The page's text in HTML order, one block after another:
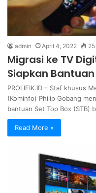
admin April 4, 2022 25
Migrasi ke TV
Siapkan Bantuan
PROLIFIK.ID – Staf khusus
(Kominfo) Philip Gobang
bantuan Set Top Box (STB)
Read More »